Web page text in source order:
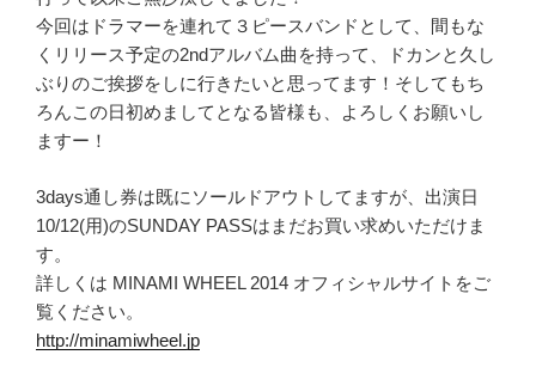
今回はドラマーを連れて３ピースバンドとして、間もな
くリリース予定の2ndアルバム曲を持って、ドカンと久し
ぶりのご挨拶をしに行きたいと思ってます！そしてもち
ろんこの日初めましてとなる皆様も、よろしくお願いし
ますー！
3days通し券は既にソールドアウトしてますが、出演日
10/12(用)のSUNDAY PASSはまだお買い求めいただけま
す。
詳しくは MINAMI WHEEL 2014 オフィシャルサイトをご
覧ください。
http://minamiwheel.jp